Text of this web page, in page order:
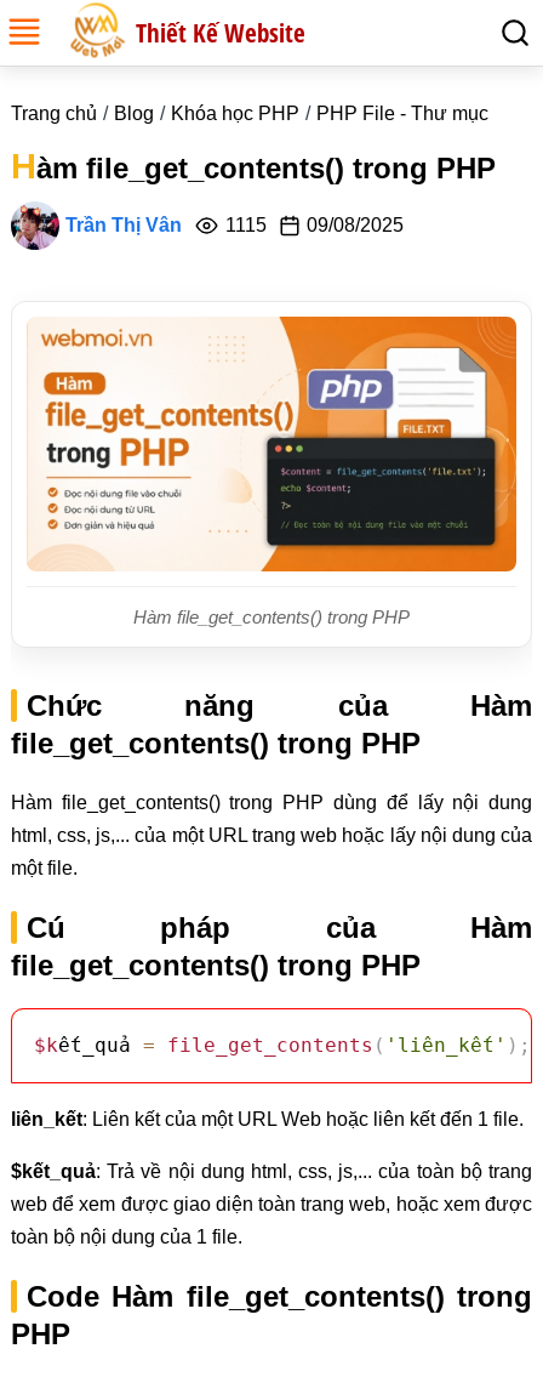
Thiết Kế Website
Trang chủ Blog Khóa học PHP PHP File - Thư mục
Hàm file_get_contents() trong PHP
Trần Thị Vân 1115 09/08/2025
Hàm file_get_contents() trong PHP
Chức năng của Hàm
file_get_contents() trong PHP
Hàm file_get_contents() trong PHP dùng để lấy nội dung
html, css, js,... của một URL trang web hoặc lấy nội dung của
một file.
Cú pháp của Hàm
file_get_contents() trong PHP
$kết_quả = file_get_contents ( 'liên_kết' ) ;
liên_kết: Liên kết của một URL Web hoặc liên kết đến 1 file.
$kết_quả: Trả về nội dung html, css, js,... của toàn bộ trang
web để xem được giao diện toàn trang web, hoặc xem được
toàn bộ nội dung của 1 file.
Code Hàm file_get_contents() trong
PHP